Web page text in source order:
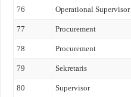
76 Operational Supervisor
77 Procurement
78 Procurement
79 Sekretaris
80 Supervisor